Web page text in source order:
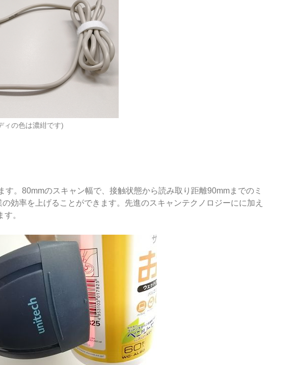
ィの色は濃紺です)
。80mmのスキャン幅で、接触状態から読み取り距離90mmまでのミ
効率を上げることができます。先進のスキャンテクノロジーにに加え
。